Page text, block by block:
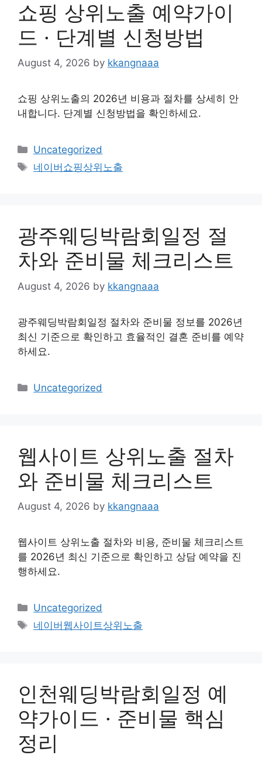
쇼핑 상위노출 예약가이
드 · 단계별 신청방법
August 4, 2026 by kkangnaaa
쇼핑 상위노출의 2026년 비용과 절차를 상세히 안
내합니다. 단계별 신청방법을 확인하세요.
Categories
Uncategorized
Tags
네이버쇼핑상위노출
광주웨딩박람회일정 절
차와 준비물 체크리스트
August 4, 2026 by kkangnaaa
광주웨딩박람회일정 절차와 준비물 정보를 2026년
최신 기준으로 확인하고 효율적인 결혼 준비를 예약
하세요.
Categories
Uncategorized
웹사이트 상위노출 절차
와 준비물 체크리스트
August 4, 2026 by kkangnaaa
웹사이트 상위노출 절차와 비용, 준비물 체크리스트
를 2026년 최신 기준으로 확인하고 상담 예약을 진
행하세요.
Categories
Uncategorized
Tags
네이버웹사이트상위노출
인천웨딩박람회일정 예
약가이드 · 준비물 핵심
정리